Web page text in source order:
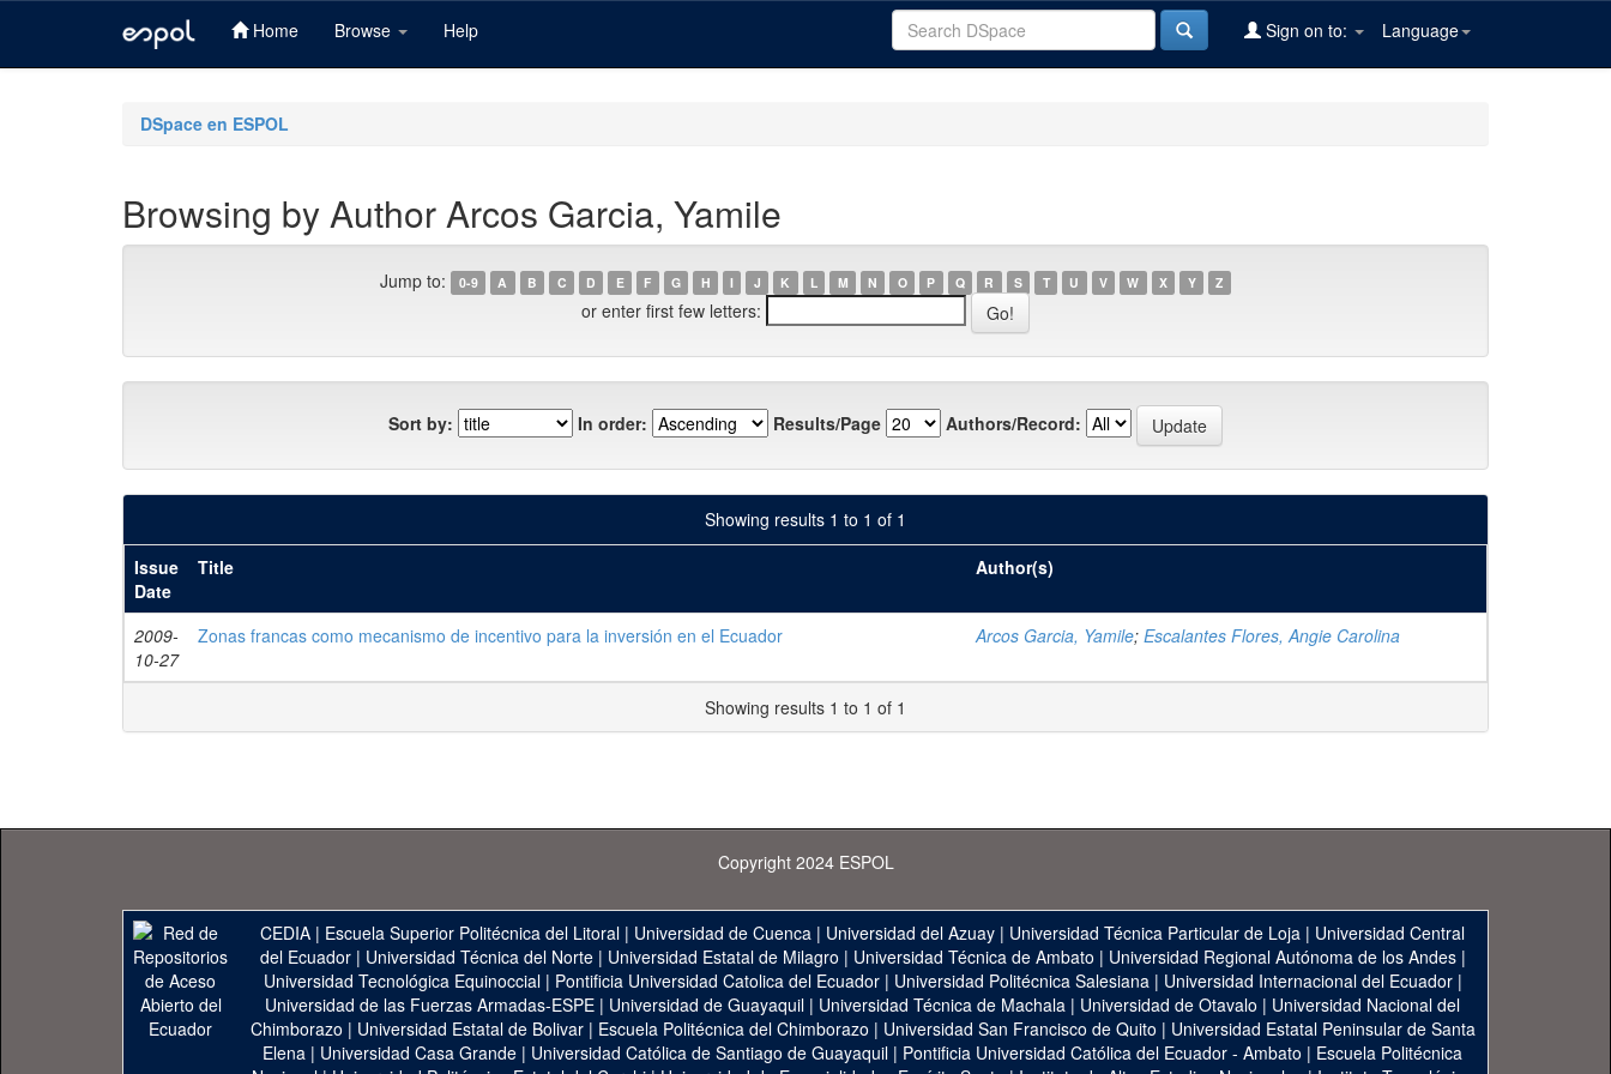
Home Browse Help Language
Sign on to:
DSpace en ESPOL
Browsing by Author Arcos Garcia, Yamile
Jump to: 0-9 A B C D E F G H I J K L M N O P Q R S T U V W X Y Z
or enter first few letters:
Sort by: In order: Results/Page Authors/Record:
Showing results 1 to 1 of 1
Issue
Date
Title Author(s)
2009-
10-27
Zonas francas como mecanismo de incentivo para la inversión en el Ecuador Arcos Garcia, Yamile; Escalantes Flores, Angie Carolina
Showing results 1 to 1 of 1
Copyright 2024 ESPOL
CEDIA | Escuela Superior Politécnica del Litoral | Universidad de Cuenca | Universidad del Azuay | Universidad Técnica Particular de Loja | Universidad Central
del Ecuador| Universidad Técnica del Norte| Universidad Estatal de Milagro | Universidad Técnica de Ambato | Universidad Regional Autónoma de los Andes|
Universidad Tecnológica Equinoccial| Pontificia Universidad Catolica del Ecuador| Universidad Politécnica Salesiana| Universidad Internacional del Ecuador|
Universidad de las Fuerzas Armadas-ESPE | Universidad de Guayaquil | Universidad Técnica de Machala | Universidad de Otavalo | Universidad Nacional del
Chimborazo | Universidad Estatal de Bolivar| Escuela Politécnica del Chimborazo | Universidad San Francisco de Quito | Universidad Estatal Peninsular de Santa
Elena | Universidad Casa Grande | Universidad Católica de Santiago de Guayaquil | Pontificia Universidad Católica del Ecuador - Ambato | Escuela Politécnica